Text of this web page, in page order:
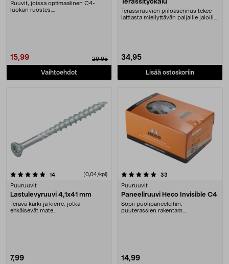
Ruuvit, joissa optimaalinen C4-
luokan ruostes....
15,99 29,95
Vaihtoehdot
Terassityökalu
Terassiruuvien piiloasennus tekee
lattiasta miellyttävän paljaille jaloille.
34,95
Lisää ostoskoriin
14arvostelut (0,04/kpl)
Puuruuvit
Lastulevyruuvi 4,1x41 mm
Terävä kärki ja kierre, jotka
ehkäisevät mate....
7,99
5.0 viidestä tähdestä 33
Puuruuvit
Paneeliruuvi Heco Invisible C4
Sopii puolipaneeleihin,
puuterassien rakentam....
14,99